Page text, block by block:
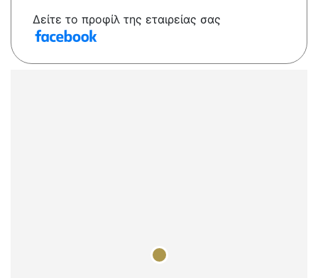
Δείτε το προφίλ της εταιρείας σας